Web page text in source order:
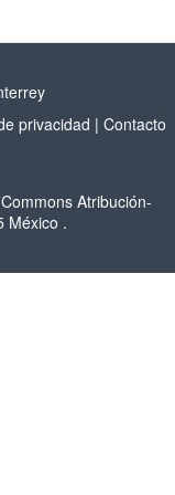
privacidad | Contacto
Atribución-
México .